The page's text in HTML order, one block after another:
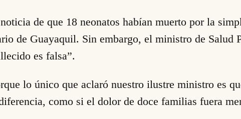
de que 18 neonatos habían muerto por la
de Guayaquil. Sin embargo, el ministro de
es falsa”.
lo único que aclaró nuestro ilustre ministro es
como si el dolor de doce familias fuera